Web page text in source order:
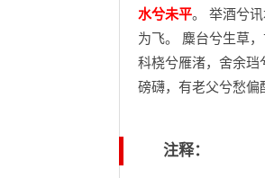
水兮未平。 举酒兮
为飞。 麋台兮生草
科桡兮雁渚，舍余珰
磅礴，有老父兮愁偏
注释：